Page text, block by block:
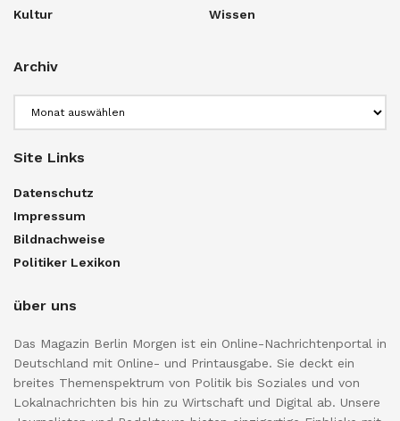
Kultur
Wissen
Archiv
Site Links
Datenschutz
Impressum
Bildnachweise
Politiker Lexikon
über uns
Das Magazin Berlin Morgen ist ein Online-Nachrichtenportal in
Deutschland mit Online- und Printausgabe. Sie deckt ein
breites Themenspektrum von Politik bis Soziales und von
Lokalnachrichten bis hin zu Wirtschaft und Digital ab. Unsere